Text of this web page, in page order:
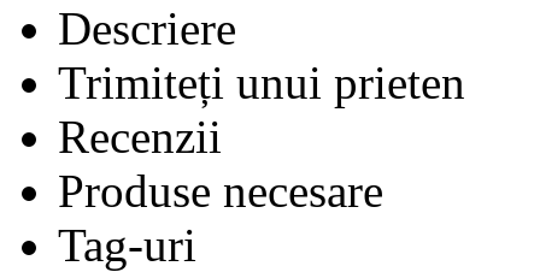
Descriere
Trimiteți unui prieten
Recenzii
Produse necesare
Tag-uri